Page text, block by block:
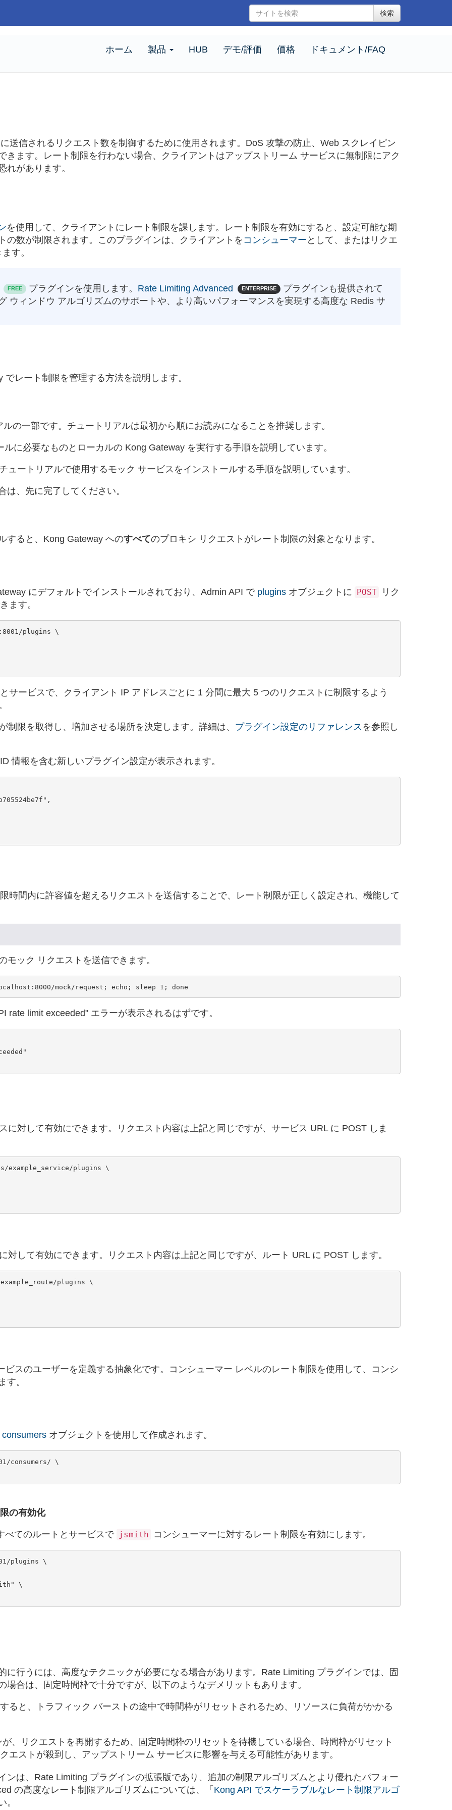
検索
ホーム 製品 HUB デモ/評価 価格 ドキュメント/FAQ
送信されるリクエスト数を制御するために使用されます。DoS 攻撃の防止、Web スクレイピン
きます。レート制限を行わない場合、クライアントはアップストリーム サービスに無制限にアク
れがあります。
を使用して、クライアントにレート制限を課します。レート制限を有効にすると、設定可能な期
の数が制限されます。このプラグインは、クライアントを コンシューマー として、またはリクエ
す。
FREE プラグインを使用します。 Rate Limiting Advanced ENTERPRISE
プラグインも提供されて
ウィンドウ アルゴリズムのサポートや、より高いパフォーマンスを実現する高度な Redis サ
レート制限を管理する方法を説明します。
の一部です。チュートリアルは最初から順にお読みになることを推奨します。
ルに必要なものとローカルの Kong Gateway を実行する手順を説明しています。
ュートリアルで使用するモック サービスをインストールする手順を説明しています。
、先に完了してください。
すると、Kong Gateway へのすべてのプロキシ リクエストがレート制限の対象となります。
にデフォルトでインストールされており、Admin API で plugins オブジェクトに POST
リク
ます。
plugins \
サービスで、クライアント IP アドレスごとに 1 分間に最大 5 つのリクエストに制限するよう
制限を取得し、増加させる場所を決定します。詳細は、 プラグイン設定のリファレンス を参照し
情報を含む新しいプラグイン設定が表示されます。
時間内に許容値を超えるリクエストを送信することで、レート制限が正しく設定され、機能して
モック リクエストを送信できます。
mock/request; echo; sleep 1; done
rate limit exceeded" エラーが表示されるはずです。
に対して有効にできます。リクエスト内容は上記と同じですが、サービス URL に POST しま
example_service/plugins \
対して有効にできます。リクエスト内容は上記と同じですが、ルート URL に POST します。
plugins \
ビスのユーザーを定義する抽象化です。コンシューマー レベルのレート制限を使用して、コンシ
す。
consumers オブジェクトを使用して作成されます。
consumers/ \
の有効化
べてのルートとサービスで jsmith コンシューマーに対するレート制限を有効にします。
plugins \
に行うには、高度なテクニックが必要になる場合があります。Rate Limiting プラグインでは、固
合は、固定時間枠で十分ですが、以下のようなデメリットもあります。
ると、トラフィック バーストの途中で時間枠がリセットされるため、リソースに負荷がかかる
、リクエストを再開するため、固定時間枠のリセットを待機している場合、時間枠がリセット
エストが殺到し、アップストリーム サービスに影響を与える可能性があります。
ンは、Rate Limiting プラグインの拡張版であり、追加の制限アルゴリズムとより優れたパフォー
の高度なレート制限アルゴリズムについては、「 Kong API でスケーラブルなレート制限アルゴ
。